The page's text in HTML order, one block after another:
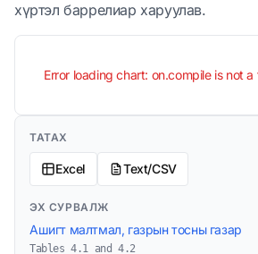
хүртэл баррелиар харуулав.
Error loading chart: on.compile is not
ТАТАХ
Excel Text/CSV
ЭХ СУРВАЛЖ
Ашигт малтмал, газрын тосны газар
Tables 4.1 and 4.2